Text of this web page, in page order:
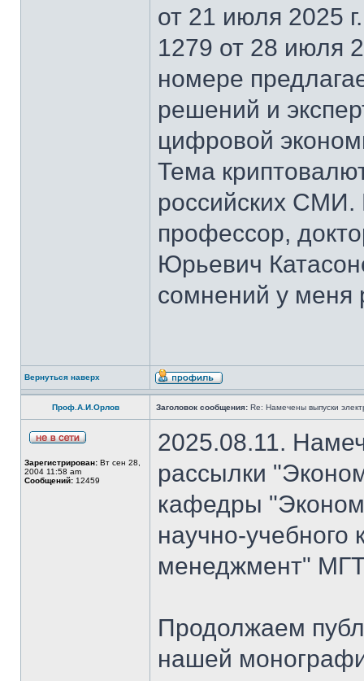
от 21 июля 2025
1279 от 28 июля
номере
решений и
цифровой
Тема
российских СМИ.
профессор,
Юрьевич
сомнений у меня
Вернуться наверх
Проф.А.И.Орлов Заголовок сообщения: Re: Намечены выпуски
Зарегистрирован: Вт сен 28,
2004 11:58 am
Сообщений: 12459
2025.08.11.
рассылки
кафедры
научно-
менеджмент"
Продолжаем
нашей